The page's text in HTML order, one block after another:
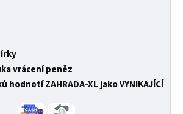
vrácení peněz
hodnotí ZAHRADA-XL jako VYNIKAJÍCÍ